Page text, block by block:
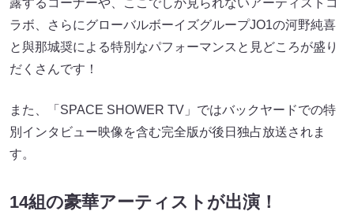
ラボ、さらにグローバルボーイズグループJO1の河野純喜
と與那城奨による特別なパフォーマンスと見どころが盛り
だくさんです！
また、「SPACE SHOWER TV」ではバックヤードでの特
別インタビュー映像を含む完全版が後日独占放送されま
す。
14組の豪華アーティストが出演！